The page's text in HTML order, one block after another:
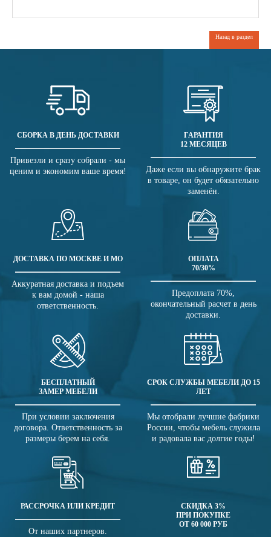
Назад в раздел
СБОРКА В ДЕНЬ ДОСТАВКИ
Привезли и сразу собрали - мы
ценим и экономим ваше время!
ГАРАНТИЯ
12 МЕСЯЦЕВ
Даже если вы обнаружите брак
в товаре, он будет обязательно
заменён.
ДОСТАВКА ПО МОСКВЕ И МО
Аккуратная доставка и подъем
к вам домой - наша
ответственность.
ОПЛАТА
70/30%
Предоплата 70%,
окончательный расчет в день
доставки.
БЕСПЛАТНЫЙ
ЗАМЕР МЕБЕЛИ
При условии заключения
договора. Ответственность за
размеры берем на себя.
СРОК СЛУЖБЫ МЕБЕЛИ ДО 15
ЛЕТ
Мы отобрали лучшие фабрики
России, чтобы мебель служила
и радовала вас долгие годы!
РАССРОЧКА ИЛИ КРЕДИТ
От наших партнеров.
СКИДКА 3%
ПРИ ПОКУПКЕ
ОТ 60 000 РУБ